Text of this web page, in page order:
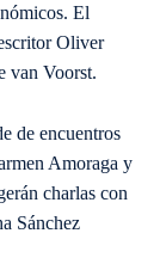
El
Oliver
van Voorst.
de encuentros
Amoraga y
charlas con
Sánchez